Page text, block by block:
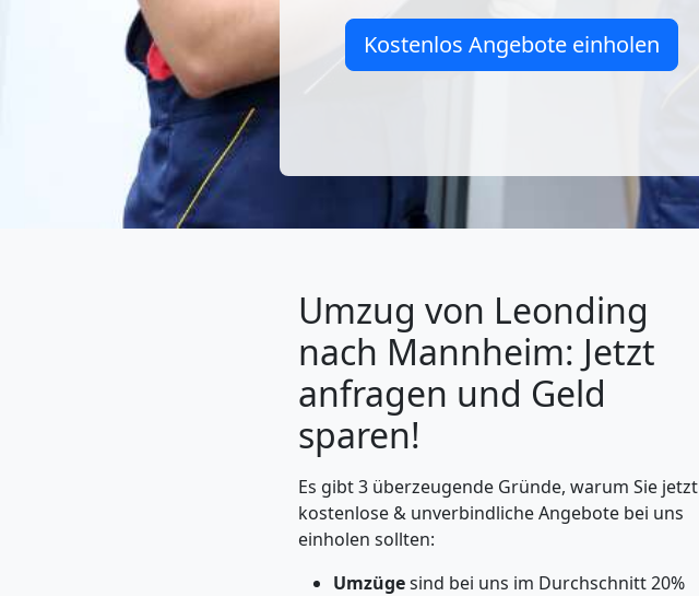
Kostenlos Angebote einholen
Umzug von Leonding
nach Mannheim: Jetzt
anfragen und Geld
sparen!
Es gibt 3 überzeugende Gründe, warum Sie jetzt
kostenlose & unverbindliche Angebote bei uns
einholen sollten:
Umzügesind bei uns im Durchschnitt 20%